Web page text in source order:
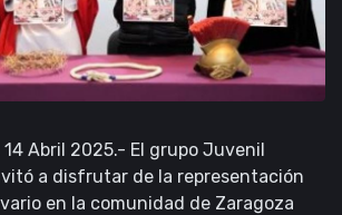
14 Abril 2025.- El grupo Juvenil
a disfrutar de la representación
en la comunidad de Zaragoza